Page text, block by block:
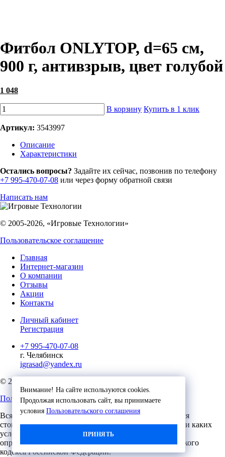
Фитбол ONLYTOP, d=65 см,
900 г, антивзрыв, цвет голубой
1 048
В корзину Купить в 1 клик
Артикул: 3543997
Описание
Характеристики
Внимание! На сайте используются cookies.
Продолжая использовать сайт, вы принимаете
условия Пользовательского соглашения
ПРИНЯТЬ
Остались вопросы? Задайте их сейчас, позвонив по телефону
+7 995-470-07-08 или через форму обратной связи
Написать нам
© 2005-2026, «Игровые Технологии»
Пользовательское соглашение
Главная
Интернет-магазин
О компании
Отзывы
Акции
Контакты
Личный кабинет
Регистрация
+7 995-470-07-08
г. Челябинск
igrasad@yandex.ru
© 2023, Игровые Технологии
Пользовательское соглашение
Вся представленная на сайте информация, касающаяся
стоимости, носит информационный характер и ни при каких
условиях не является публичной офертой,
определяемой положениями Статьи 437 (2) Гражданского
кодекса Российской Федерации.